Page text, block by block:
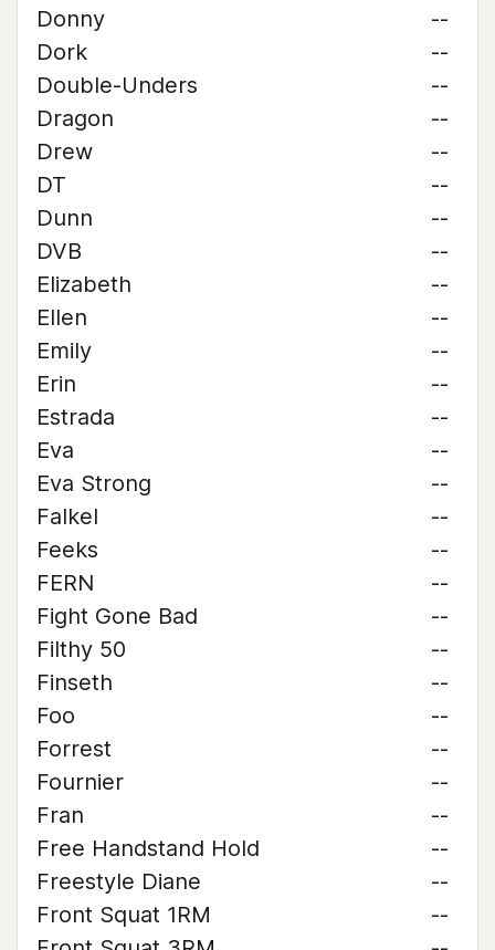
Donny
--
Dork
--
Double-Unders
--
Dragon
--
Drew
--
DT
--
Dunn
--
DVB
--
Elizabeth
--
Ellen
--
Emily
--
Erin
--
Estrada
--
Eva
--
Eva Strong
--
Falkel
--
Feeks
--
FERN
--
Fight Gone Bad
--
Filthy 50
--
Finseth
--
Foo
--
Forrest
--
Fournier
--
Fran
--
Free Handstand Hold
--
Freestyle Diane
--
Front Squat 1RM
--